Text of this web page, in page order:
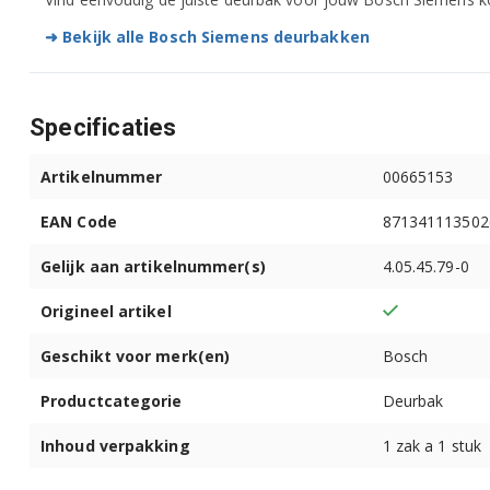
KDN30X01GB/96
KDN30X03/02
KDN30X03/03
KDN30X03GB/01
KDN30X03GB/02
➜ Bekijk alle Bosch Siemens deurbakken
Specificaties
Artikelnummer 00665153
EAN Code
Gelijk aan artikelnummer(s) 4.05.45.79-0
Origineel artikel
Geschikt voor merk(en) Bosch
Productcategorie Deurbak
Inhoud verpakking 1 zak a 1 stuk